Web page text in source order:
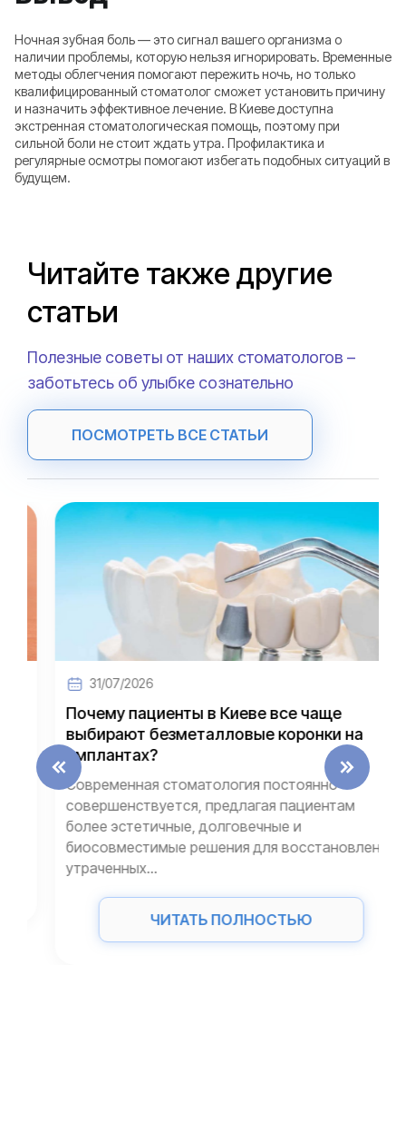
Ночная зубная боль — это сигнал вашего организма о
наличии проблемы, которую нельзя игнорировать. Временные
методы облегчения помогают пережить ночь, но только
квалифицированный стоматолог сможет установить причину
и назначить эффективное лечение. В Киеве доступна
экстренная стоматологическая помощь, поэтому при
сильной боли не стоит ждать утра. Профилактика и
регулярные осмотры помогают избегать подобных ситуаций в
будущем.
Читайте также другие
статьи
Полезные советы от наших стоматологов –
заботьтесь об улыбке сознательно
ПОСМОТРЕТЬ ВСЕ СТАТЬИ
31/07/2026
Почему пациенты в Киеве все чаще
выбирают безметалловые коронки на
имплантах?
Современная стоматология постоянно
совершенствуется, предлагая пациентам
более эстетичные, долговечные и
биосовместимые решения для восстановления
утраченных...
ЧИТАТЬ ПОЛНОСТЬЮ